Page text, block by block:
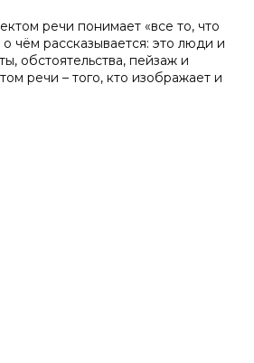
речи понимает «все то, что
чём рассказывается: это люди и
обстоятельства, пейзаж и
речи – того, кто изображает и